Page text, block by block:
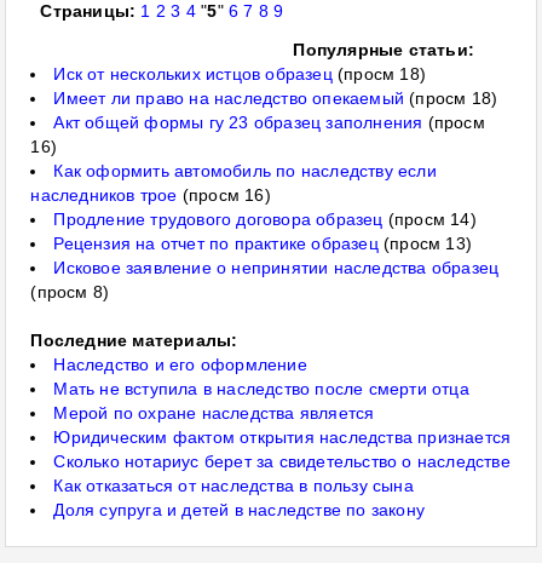
Страницы: 1 2 3 4"5" 6 7 8 9
Популярные статьи:
Иск от нескольких истцов образец(просм 18)
Имеет ли право на наследство опекаемый (просм 18)
Акт общей формы гу 23 образец заполнения (просм
16)
Как оформить автомобиль по наследству если
наследников трое (просм 16)
Продление трудового договора образец (просм 14)
Рецензия на отчет по практике образец(просм 13)
Исковое заявление о непринятии наследства образец
(просм 8)
Последние материалы:
Наследство и его оформление
Мать не вступила в наследство после смерти отца
Мерой по охране наследства является
Юридическим фактом открытия наследства признается
Сколько нотариус берет за свидетельство о наследстве
Как отказаться от наследства в пользу сына
Доля супруга и детей в наследстве по закону